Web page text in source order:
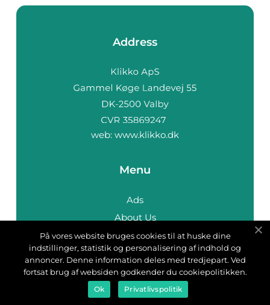
Address
web: www.klikko.dk
Menu
Ads
About Us
Cookies
Contact
Sitemap
På vores website bruges cookies til at huske dine
indstillinger, statistik og personalisering af indhold og
annoncer. Denne information deles med tredjepart. Ved
fortsat brug af websiden godkender du cookiepolitikken.
Ok Privatlivspolitik